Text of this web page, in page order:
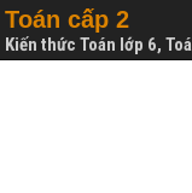
Toán cấp 2
Kiến thức Toán lớp 6,